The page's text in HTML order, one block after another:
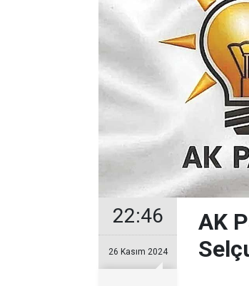
22:46
26 Kasım 2024
AK